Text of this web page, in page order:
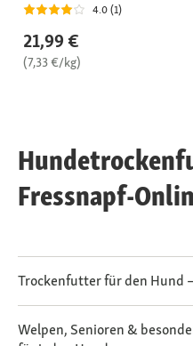
4.0 (1)
21,99 €
(7,33 €/kg)
Fressnapf-
Trockenfutter für den Hund
Welpen, Senioren &